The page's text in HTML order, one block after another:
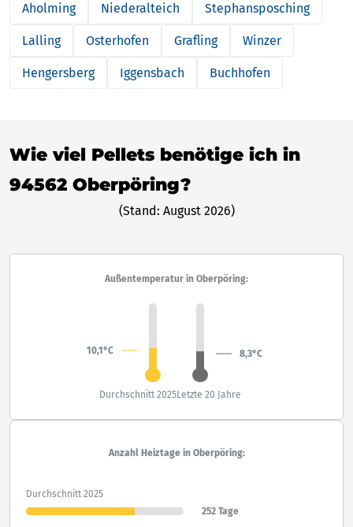
Aholming Niederalteich Stephansposching
Lalling Osterhofen Grafling Winzer
Hengersberg Iggensbach Buchhofen
Wie viel Pellets benötige ich in
94562 Oberpöring?
(Stand: August 2026)
Außentemperatur in Oberpöring:
10,1°C 8,3°C
Durchschnitt 2025Letzte 20 Jahre
Anzahl Heiztage in Oberpöring:
Durchschnitt 2025
252 Tage